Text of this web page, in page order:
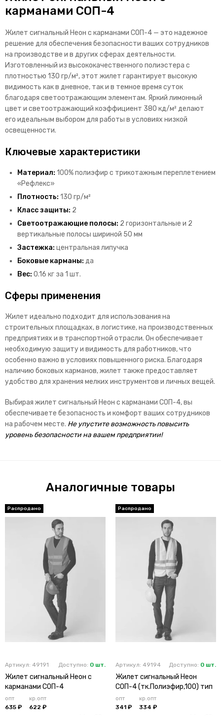
карманами СОП-4
Жилет сигнальный Неон с карманами СОП-4 — это надежное
решение для обеспечения безопасности ваших сотрудников
на производстве и в других сферах деятельности.
Изготовленный из высококачественного полиэстера с
плотностью 130 гр/м², этот жилет гарантирует высокую
видимость как в дневное, так и в темное время суток
благодаря светоотражающим элементам. Яркий лимонный
цвет и светоотражающий коэффициент 380 кд/м² делают
его идеальным выбором для работы в условиях низкой
освещенности.
Ключевые характеристики
Материал: 100% полиэфир с трикотажным переплетением
«Рефлекс»
Плотность: 130 гр/м²
Класс защиты: 2
Светоотражающие полосы: 2 горизонтальные и 2
вертикальные полосы шириной 50 мм
Застежка: центральная липучка
Боковые карманы: да
Вес: 0.16 кг за 1 шт.
Сферы применения
Жилет идеально подходит для использования на
строительных площадках, в логистике, на производственных
предприятиях и в транспортной отрасли. Он обеспечивает
необходимую защиту и видимость для работников, что
особенно важно в условиях повышенного риска. Благодаря
наличию боковых карманов, жилет также предоставляет
удобство для хранения мелких инструментов и личных вещей.
Выбирая жилет сигнальный Неон с карманами СОП-4, вы
обеспечиваете безопасность и комфорт ваших сотрудников
на рабочем месте. Не упустите возможность повысить
уровень безопасности на вашем предприятии!
Аналогичные товары
Артикул: 49191 Доступно: 0 шт.
Жилет сигнальный Неон с
карманами СОП-4
(тк.Полиэфир,130) тип 3,
оранжевый
опт
635 ₽
кр.опт
622 ₽
Артикул: 49194 Доступно: 0 шт.
Жилет сигнальный Неон
СОП-4 (тк.Полиэфир,100) тип
3Э, лимонный
опт
341 ₽
кр.опт
334 ₽